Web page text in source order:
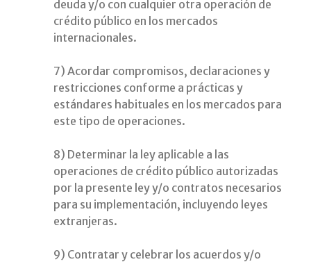
deuda y/o con cualquier otra operación de
crédito público en los mercados
internacionales.
7) Acordar compromisos, declaraciones y
restricciones conforme a prácticas y
estándares habituales en los mercados para
este tipo de operaciones.
8) Determinar la ley aplicable a las
operaciones de crédito público autorizadas
por la presente ley y/o contratos necesarios
para su implementación, incluyendo leyes
extranjeras.
9) Contratar y celebrar los acuerdos y/o